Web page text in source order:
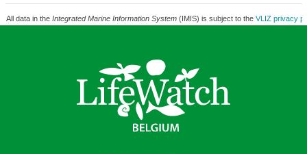
All data in the Integrated Marine Information System(IMIS) is subject to the VLIZ privacy